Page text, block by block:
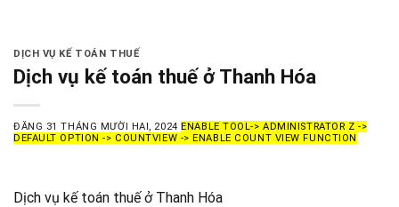
DỊCH VỤ KẾ TOÁN THUẾ
Dịch vụ kế toán thuế ở Thanh Hóa
ĐĂNG 31 THÁNG MƯỜI HAI, 2024 ENABLE TOOL-> ADMINISTRATOR Z ->
DEFAULT OPTION -> COUNTVIEW -> ENABLE COUNT VIEW FUNCTION
Dịch vụ kế toán thuế ở Thanh Hóa